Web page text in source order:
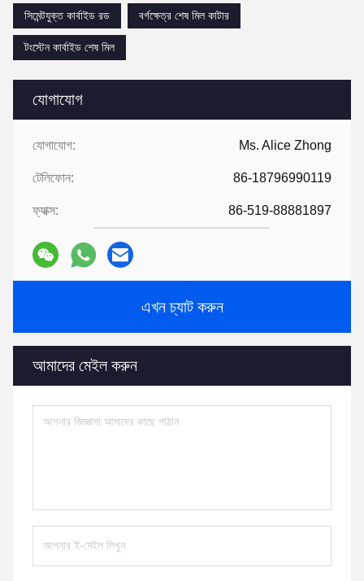
যোগাযোগ
যোগাযোগ: Ms. Alice Zhong
টেলিফোন: 86-18796990119
ফ্যাক্স: 86-519-88881897
এখন চ্যাট করুন
আমাদের মেইল ​​করুন
সিমেন্টযুক্ত কার্বাইড রড
বর্গক্ষেত্র শেষ মিল কাটার
টংস্টেন কার্বাইড শেষ মিল